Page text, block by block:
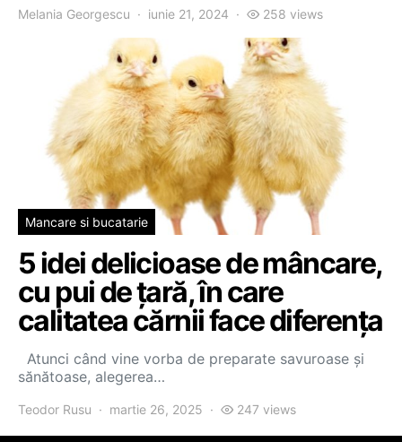
Melania Georgescu iunie 21, 2024 258 views
Mancare si bucatarie
5 idei delicioase de mâncare,
cu pui de țară, în care
calitatea cărnii face diferența
Atunci când vine vorba de preparate savuroase și
sănătoase, alegerea…
Teodor Rusu martie 26, 2025 247 views